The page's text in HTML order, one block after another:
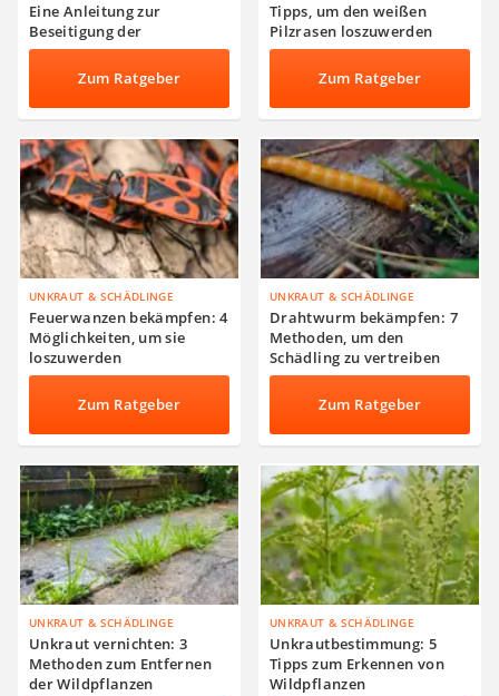
Eine Anleitung zur
Beseitigung der
Käferfamilie
Zum Ratgeber
Tipps, um den weißen
Pilzrasen loszuwerden
Zum Ratgeber
UNKRAUT & SCHÄDLINGE
Feuerwanzen bekämpfen: 4
Möglichkeiten, um sie
loszuwerden
Zum Ratgeber
UNKRAUT & SCHÄDLINGE
Drahtwurm bekämpfen: 7
Methoden, um den
Schädling zu vertreiben
Zum Ratgeber
UNKRAUT & SCHÄDLINGE
Unkraut vernichten: 3
Methoden zum Entfernen
der Wildpflanzen
UNKRAUT & SCHÄDLINGE
Unkrautbestimmung: 5
Tipps zum Erkennen von
Wildpflanzen